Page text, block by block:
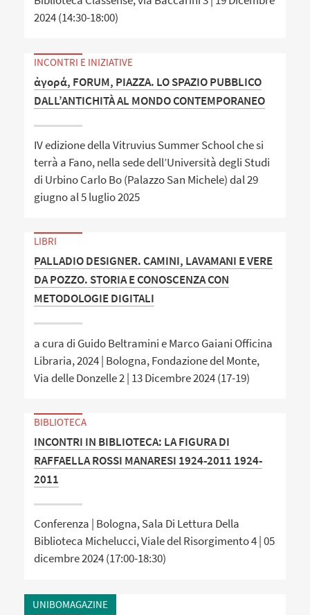
2024 (14:30-18:00)
INCONTRI E INIZIATIVE
ἀγορά, FORUM, PIAZZA. LO SPAZIO PUBBLICO
DALL’ANTICHITÀ AL MONDO CONTEMPORANEO
IV edizione della Vitruvius Summer School che si
terrà a Fano, nella sede dell’Università degli Studi
di Urbino Carlo Bo (Palazzo San Michele) dal 29
giugno al 5 luglio 2025
LIBRI
PALLADIO DESIGNER. CAMINI, LAVAMANI E VERE
DA POZZO. STORIA E CONOSCENZA CON
METODOLOGIE DIGITALI
a cura di Guido Beltramini e Marco Gaiani Officina
Libraria, 2024 | Bologna, Fondazione del Monte,
Via delle Donzelle 2 | 13 Dicembre 2024 (17-19)
BIBLIOTECA
INCONTRI IN BIBLIOTECA: LA FIGURA DI
RAFFAELLA ROSSI MANARESI 1924-2011 1924-
2011
Conferenza | Bologna, Sala Di Lettura Della
Biblioteca Michelucci, Viale del Risorgimento 4 | 05
dicembre 2024 (17:00-18:30)
UNIBOMAGAZINE